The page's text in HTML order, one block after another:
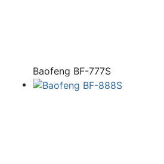
Baofeng BF-777S